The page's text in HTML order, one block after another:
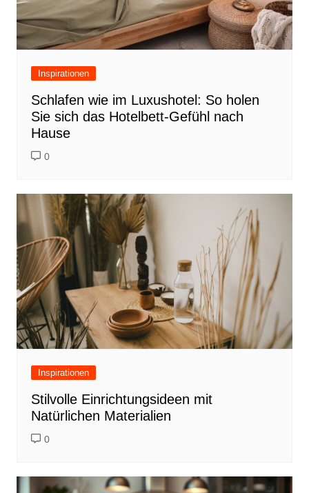
Inspirationen
Schlafen wie im Luxushotel: So holen
Sie sich das Hotelbett-Gefühl nach
Hause
0
Inspirationen
Stilvolle Einrichtungsideen mit
Natürlichen Materialien
0